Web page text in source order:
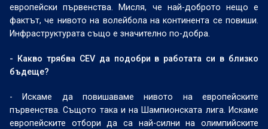
европейски първенства. Мисля, че най-доброто нещо е
фактът, че нивото на волейбола на континента се повиши.
Инфраструктурата също е значително по-добра.
- Какво трябва CEV да подобри в работата си в близко
бъдеще?
- Искаме да повишаваме нивото на европейските
първенства. Същото така и на Шампионската лига. Искаме
европейските отбори да са най-силни на олимпийските